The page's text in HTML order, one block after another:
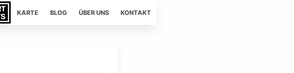
KARTE BLOG ÜBER UNS KONTAKT